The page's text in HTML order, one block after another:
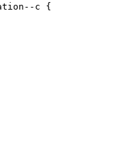
c {